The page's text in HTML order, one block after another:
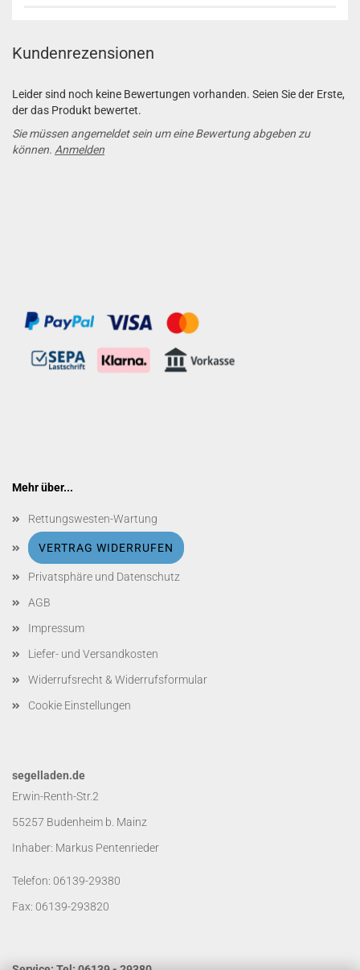
Kundenrezensionen
Leider sind noch keine Bewertungen vorhanden. Seien Sie der Erste,
der das Produkt bewertet.
Sie müssen angemeldet sein um eine Bewertung abgeben zu
können. Anmelden
Mehr über...
Rettungswesten-Wartung
VERTRAG WIDERRUFEN
Privatsphäre und Datenschutz
AGB
Impressum
Liefer- und Versandkosten
Widerrufsrecht & Widerrufsformular
Cookie Einstellungen
segelladen.de
Erwin-Renth-Str.2
55257 Budenheim b. Mainz
Inhaber: Markus Pentenrieder
Telefon: 06139-29380
Fax: 06139-293820